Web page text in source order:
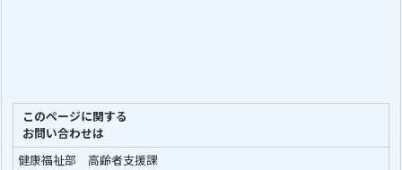
このページに関する
お問い合わせは
健康福祉部 高齢者支援課